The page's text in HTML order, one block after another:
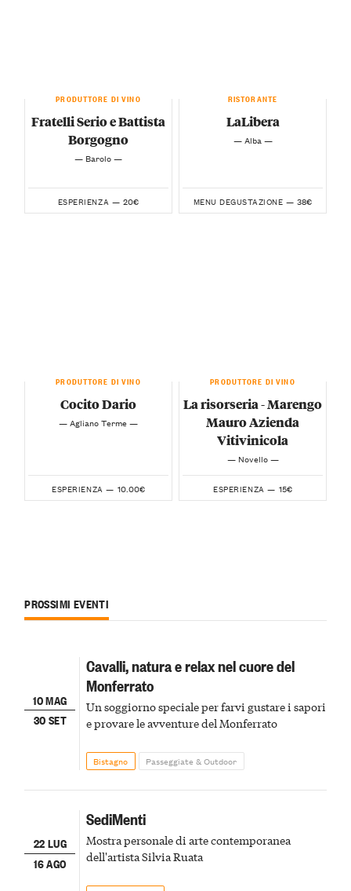
PRODUTTORE DI VINO
Fratelli Serio e Battista
Borgogno
— Barolo —
ESPERIENZA — 20€
RISTORANTE
LaLibera
— Alba —
MENU DEGUSTAZIONE — 38€
PRODUTTORE DI VINO
Cocito Dario
— Agliano Terme —
ESPERIENZA — 10.00€
PRODUTTORE DI VINO
La risorseria - Marengo
Mauro Azienda
Vitivinicola
— Novello —
ESPERIENZA — 15€
PROSSIMI EVENTI
10 MAG
30 SET
Cavalli, natura e relax nel cuore del
Monferrato
Un soggiorno speciale per farvi gustare i sapori
e provare le avventure del Monferrato
Bistagno Passeggiate & Outdoor
22 LUG
16 AGO
SediMenti
Mostra personale di arte contemporanea
dell'artista Silvia Ruata